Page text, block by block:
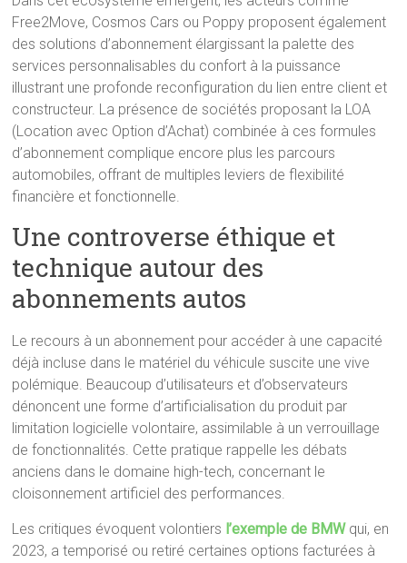
Free2Move, Cosmos Cars ou Poppy proposent également
des solutions d’abonnement élargissant la palette des
services personnalisables du confort à la puissance
illustrant une profonde reconfiguration du lien entre client et
constructeur. La présence de sociétés proposant la LOA
(Location avec Option d’Achat) combinée à ces formules
d’abonnement complique encore plus les parcours
automobiles, offrant de multiples leviers de flexibilité
financière et fonctionnelle.
Une controverse éthique et
technique autour des
abonnements autos
Le recours à un abonnement pour accéder à une capacité
déjà incluse dans le matériel du véhicule suscite une vive
polémique. Beaucoup d’utilisateurs et d’observateurs
dénoncent une forme d’artificialisation du produit par
limitation logicielle volontaire, assimilable à un verrouillage
de fonctionnalités. Cette pratique rappelle les débats
anciens dans le domaine high-tech, concernant le
cloisonnement artificiel des performances.
Les critiques évoquent volontiers l’exemple de BMW qui, en
2023, a temporisé ou retiré certaines options facturées à